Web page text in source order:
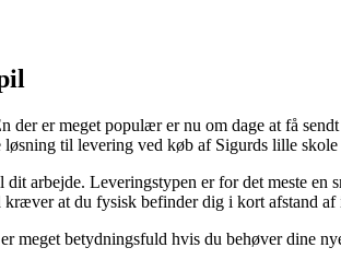
er meget populær er nu om dage at få
til levering ved køb af Sigurds lille skole
arbejde. Leveringstypen er for det meste
at du fysisk befinder dig i kort afstand af
meget betydningsfuld hvis du behøver dine